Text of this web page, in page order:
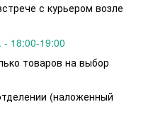
с курьером возле
18:00-19:00
товаров на выбор
(наложенный